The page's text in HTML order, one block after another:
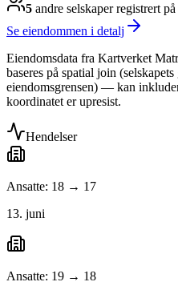
5 andre selskaperregistrert på
Se eiendommen i detalj
Eiendomsdata fra Kartverket
baseres på spatial join
eiendomsgrensen) — kan
koordinatet er upresist.
Hendelser
Ansatte: 18 → 17
13. juni
Ansatte: 19 → 18